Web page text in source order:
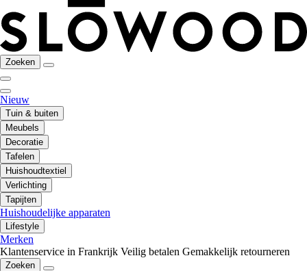
Zoeken
Nieuw
Tuin & buiten
Meubels
Decoratie
Tafelen
Huishoudtextiel
Verlichting
Tapijten
Huishoudelijke apparaten
Lifestyle
Merken
Klantenservice in Frankrijk Veilig betalen Gemakkelijk retourneren
Zoeken